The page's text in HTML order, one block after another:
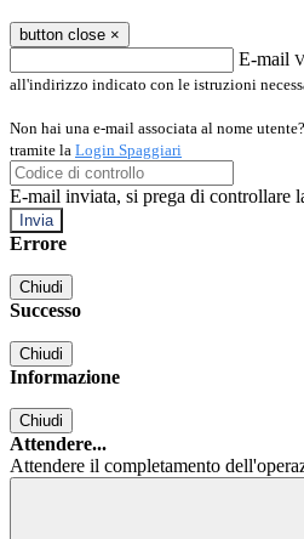
button close ×
E-mail
all'indirizzo indicato con le istruzioni
Non hai una e-mail associata al nome
tramite la Login Spaggiari
E-mail inviata, si prega di controllare
Errore
Chiudi
Successo
Chiudi
Informazione
Chiudi
Attendere...
Attendere il completamento